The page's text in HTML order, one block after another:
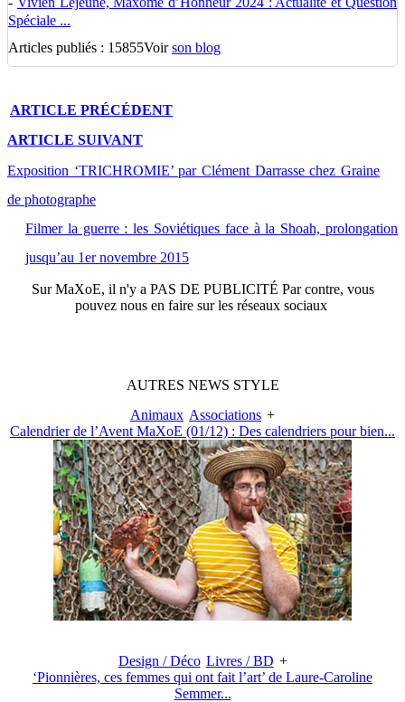
Spéciale ...
Articles publiés : 15855Voirson blog
ARTICLE PRÉCÉDENT
ARTICLE SUIVANT
Exposition ‘TRICHROMIE’ par Clément Darrasse chez Graine
de photographe
Filmer la guerre : les Soviétiques face à la Shoah, prolongation
jusqu’au 1er novembre 2015
SurMaXoE, il n'y a PAS DE PUBLICITÉ Par contre, vous
pouvez nous en faire sur les réseaux sociaux
AUTRES NEWS STYLE
Animaux Associations +
Calendrier de l’Avent MaXoE (01/12) : Des calendriers pour bien...
Design / Déco Livres / BD +
‘Pionnières, ces femmes qui ont fait l’art’ de Laure-Caroline
Semmer...